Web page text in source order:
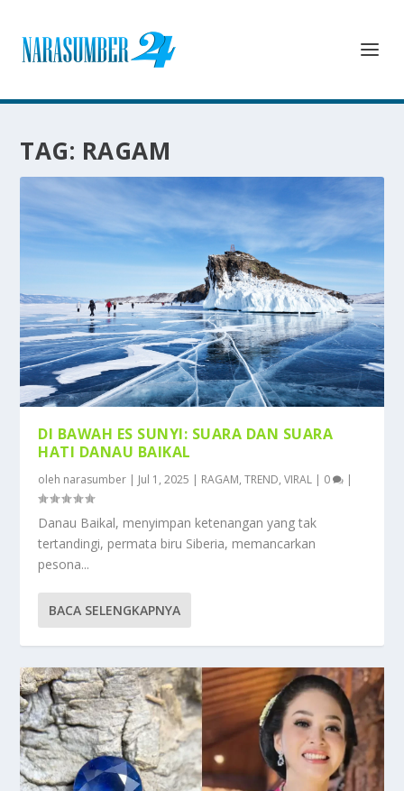
TAG: RAGAM
DI BAWAH ES SUNYI: SUARA DAN SUARA
HATI DANAU BAIKAL
oleh narasumber | Jul 1, 2025 | RAGAM,TREND,VIRAL | 0 |
Danau Baikal, menyimpan ketenangan yang tak
tertandingi, permata biru Siberia, memancarkan
pesona...
BACA SELENGKAPNYA